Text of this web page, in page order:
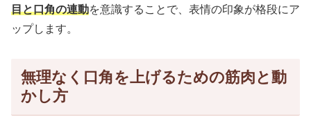
目と口角の連動を意識することで、表情の印象が格段にア
ップします。
無理なく口角を上げるための筋肉と動
かし方